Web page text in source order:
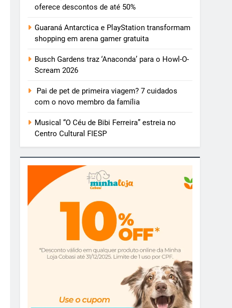
oferece descontos de até 50%
Guaraná Antarctica e PlayStation transformam
shopping em arena gamer gratuita
Busch Gardens traz ‘Anaconda’ para o Howl-O-
Scream 2026
Pai de pet de primeira viagem? 7 cuidados
com o novo membro da família
Musical “O Céu de Bibi Ferreira” estreia no
Centro Cultural FIESP